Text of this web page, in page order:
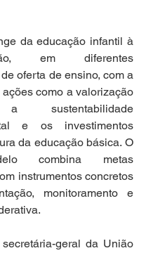
da educação infantil à
em diferentes
oferta de ensino, com a
ações como a valorização
a sustentabilidade
e os investimentos
da educação básica. O
combina metas
instrumentos concretos
monitoramento e
geral da União